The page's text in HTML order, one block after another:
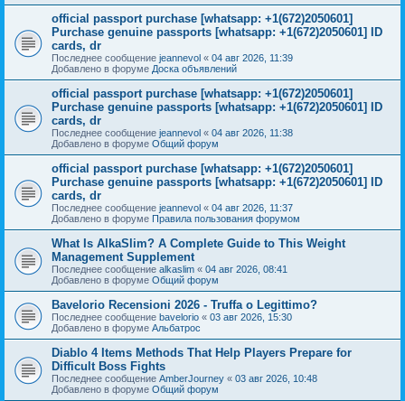
official passport purchase [whatsapp: +1(672)2050601]
Purchase genuine passports [whatsapp: +1(672)2050601] ID
cards, dr
Последнее сообщение jeannevol « 04 авг 2026, 11:39
Добавлено в форуме Доска объявлений
official passport purchase [whatsapp: +1(672)2050601]
Purchase genuine passports [whatsapp: +1(672)2050601] ID
cards, dr
Последнее сообщение jeannevol « 04 авг 2026, 11:38
Добавлено в форуме Общий форум
official passport purchase [whatsapp: +1(672)2050601]
Purchase genuine passports [whatsapp: +1(672)2050601] ID
cards, dr
Последнее сообщение jeannevol « 04 авг 2026, 11:37
Добавлено в форуме Правила пользования форумом
What Is AlkaSlim? A Complete Guide to This Weight
Management Supplement
Последнее сообщение alkaslim « 04 авг 2026, 08:41
Добавлено в форуме Общий форум
Bavelorio Recensioni 2026 - Truffa o Legittimo?
Последнее сообщение bavelorio « 03 авг 2026, 15:30
Добавлено в форуме Альбатрос
Diablo 4 Items Methods That Help Players Prepare for
Difficult Boss Fights
Последнее сообщение AmberJourney « 03 авг 2026, 10:48
Добавлено в форуме Общий форум